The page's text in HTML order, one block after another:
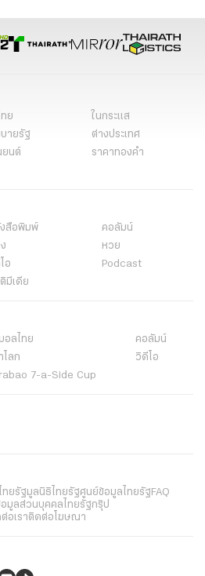
ย
ในกระแส
ายรัฐ
ต่างประเทศ
ยนต์
ราคาทองคำ
สือพิมพ์
คอลัมน์
หวย
อ
Podcast
มีเดีย
อลไทย
คอลัมน์
โลก
วิดีโอ
7-a-Side Cup
ทยรัฐมูลนิธิไทยรัฐศูนย์ข้อมูลไทยรัฐFAQ
มูลส่วนบุคคลไทยรัฐกรุ๊ป
อเราติดต่อโฆษณา